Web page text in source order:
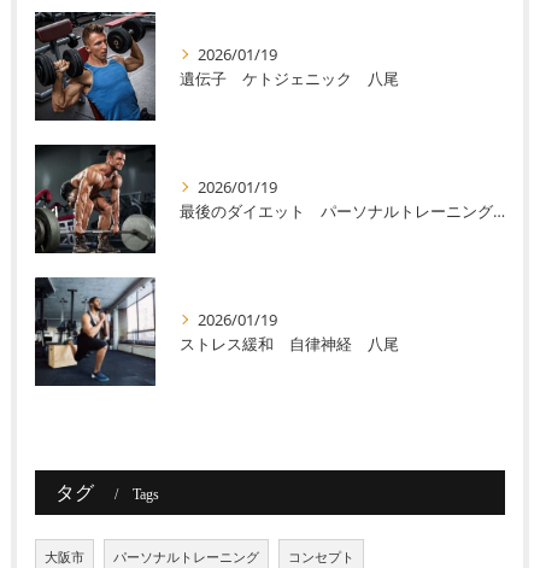
2026/01/19
遺伝子 ケトジェニック 八尾
2026/01/19
最後のダイエット パーソナルトレーニング 八尾
2026/01/19
ストレス緩和 自律神経 八尾
タグ Tags
大阪市 パーソナルトレーニング コンセプト